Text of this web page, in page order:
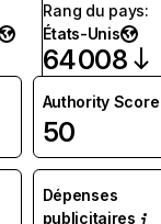
Rang du pays:
États-Unis
64 008
Authority Score
50
Dépenses
publicitaires